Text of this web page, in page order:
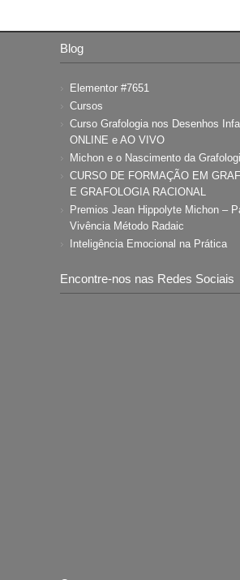
Blog
Elementor #7651
Cursos
Curso Grafologia nos Desenhos
ONLINE e AO VIVO
Michon e o Nascimento da
CURSO DE FORMAÇÃO EM
E GRAFOLOGIA RACIONAL
Premios Jean Hippolyte Michon –
Vivência Método Radaic
Inteligência Emocional na Prática
Encontre-nos nas Redes Sociais